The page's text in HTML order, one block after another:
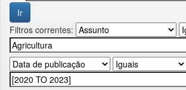
Filtros correntes: